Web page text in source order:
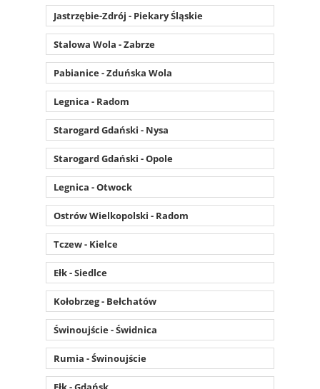
Jastrzębie-Zdrój - Piekary Śląskie
Stalowa Wola - Zabrze
Pabianice - Zduńska Wola
Legnica - Radom
Starogard Gdański - Nysa
Starogard Gdański - Opole
Legnica - Otwock
Ostrów Wielkopolski - Radom
Tczew - Kielce
Ełk - Siedlce
Kołobrzeg - Bełchatów
Świnoujście - Świdnica
Rumia - Świnoujście